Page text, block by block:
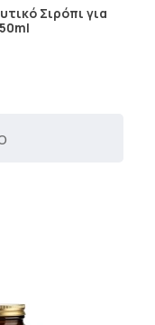
Σιρόπι για